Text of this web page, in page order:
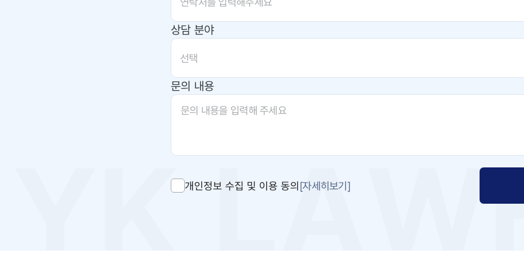
상담 분야
선택
문의 내용
개인정보 수집 및 이용 동의[자세히보기]